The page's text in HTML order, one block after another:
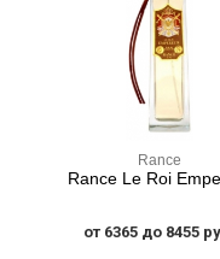
Rance
Rance Le Roi
от 6365 до 8455